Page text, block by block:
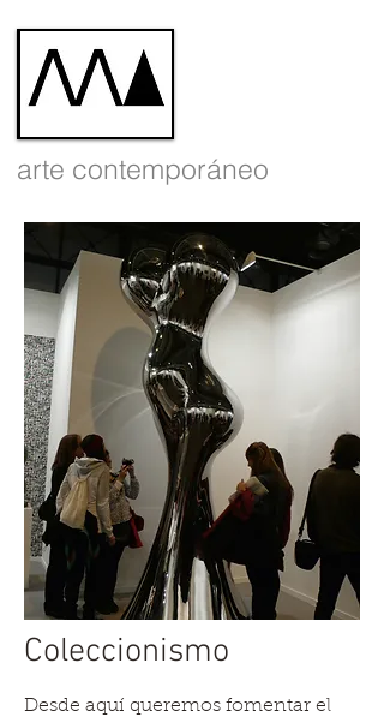
arte contemporáneo
Coleccionismo
Desde aquí queremos fomentar el